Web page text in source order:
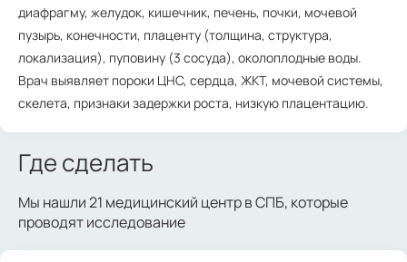
диафрагму, желудок, кишечник, печень, почки, мочевой
пузырь, конечности, плаценту (толщина, структура,
локализация), пуповину (3 сосуда), околоплодные воды.
Врач выявляет пороки ЦНС, сердца, ЖКТ, мочевой системы,
скелета, признаки задержки роста, низкую плацентацию.
Где сделать
Мы нашли 21 медицинский центр в СПБ, которые
проводят исследование